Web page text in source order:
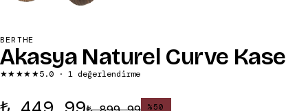
BERTHE
Naturel Curve Kase
★★★★★5.0 · 1 değerlendirme
%50